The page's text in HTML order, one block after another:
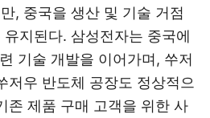
, 중국을 생산 및 기술 거점
지된다. 삼성전자는 중국에
기술 개발을 이어가며, 쑤저
저우 반도체 공장도 정상적으
존 제품 구매 고객을 위한 사